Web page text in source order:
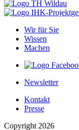
Wir für Sie
Wissen
Machen
Newsletter
Kontakt
Presse
Copyright 2026